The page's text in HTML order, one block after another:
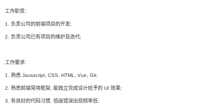
工作职责：
1. 负责公司的前端项目的开发;
2. 负责公司已有项目的维护及迭代;
工作要求:
1. 熟悉 Javascript, CSS, HTML, Vue, Git;
2. 熟悉前端常用框架, 能独立完成设计给予的 UI 效果;
3. 有良好的代码习惯, 低级错误出现频率低;